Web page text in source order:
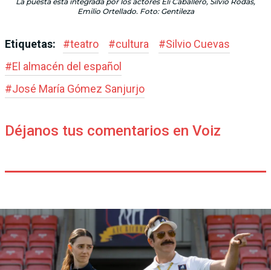
Emilio Ortellado. Foto: Gentileza
Etiquetas: #teatro #cultura #Silvio Cuevas
#El almacén del español
#José María Gómez Sanjurjo
Déjanos tus comentarios en Voiz